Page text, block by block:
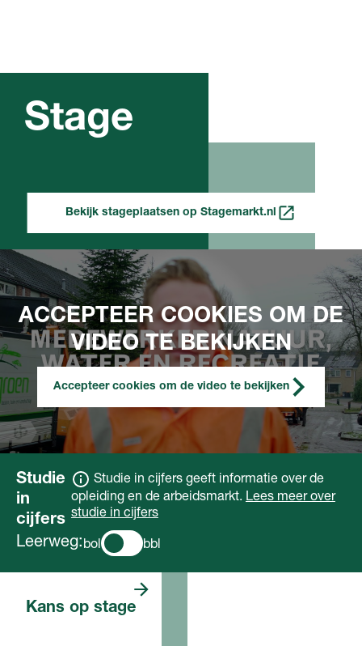
Stage
Bekijk stageplaatsen op Stagemarkt.nl
ACCEPTEER COOKIES OM DE
VIDEO TE BEKIJKEN
Accepteer cookies om de video te bekijken
Studie
in
cijfers
Studie in cijfers geeft informatie over de
opleiding en de arbeidsmarkt. Lees meer over
studie in cijfers
Leerweg: bol bbl
Kans op stage
stageplaatsen. De